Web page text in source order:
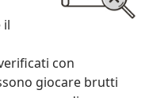
il
con
giocare brutti